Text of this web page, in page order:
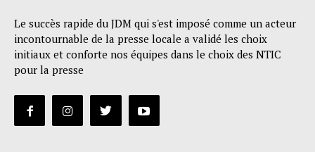
Le succès rapide du JDM qui s'est imposé comme un acteur
incontournable de la presse locale a validé les choix
initiaux et conforte nos équipes dans le choix des NTIC
pour la presse